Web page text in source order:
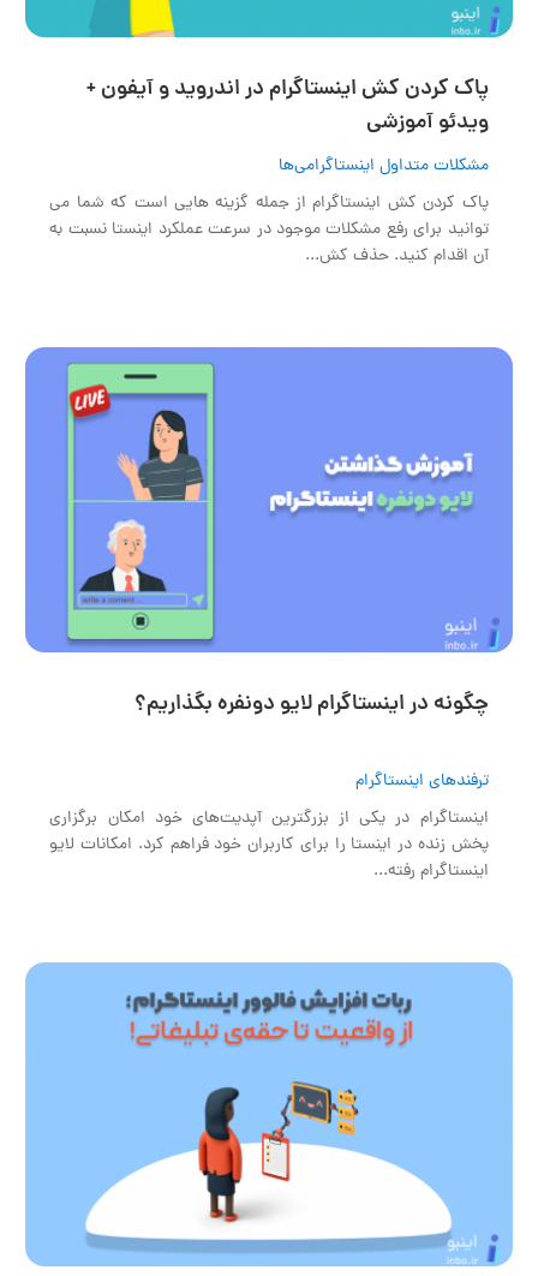
پاک کردن کش اینستاگرام در اندروید و آیفون +
ویدئو آموزشی
مشکلات متداول اینستاگرامی‌ها
پاک کردن کش اینستاگرام از جمله گزینه هایی است که شما می
توانید برای رفع مشکلات موجود در سرعت عملکرد اینستا نسبت به
آن اقدام کنید. حذف کش...
چگونه در اینستاگرام لایو دونفره بگذاریم؟
ترفندهای اینستاگرام
اینستاگرام در یکی از بزرگترین آپدیت‌های خود امکان برگزاری
پخش زنده در اینستا را برای کاربران خود فراهم کرد. امکانات لایو
اینستاگرام رفته...